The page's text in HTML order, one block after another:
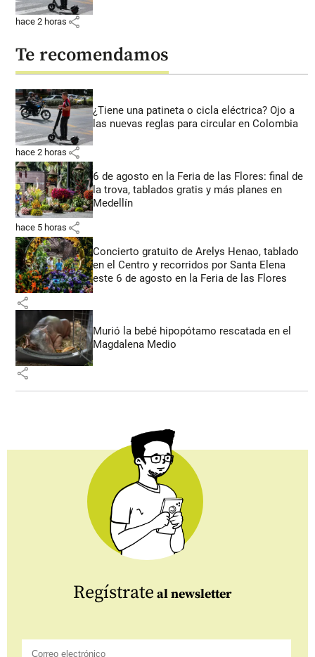
hace 2 horas share
Te recomendamos
¿Tiene una patineta o cicla eléctrica? Ojo a
las nuevas reglas para circular en Colombia
hace 2 horas share
6 de agosto en la Feria de las Flores: final de
la trova, tablados gratis y más planes en
Medellín
hace 5 horas share
Concierto gratuito de Arelys Henao, tablado
en el Centro y recorridos por Santa Elena
este 6 de agosto en la Feria de las Flores
share
Murió la bebé hipopótamo rescatada en el
Magdalena Medio
share
Regístrate al newsletter